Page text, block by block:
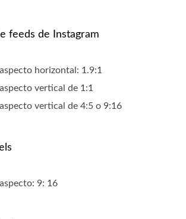
feeds de Instagram
horizontal: 1.9:1
vertical de 1:1
vertical de 4:5 o 9:16
9: 16